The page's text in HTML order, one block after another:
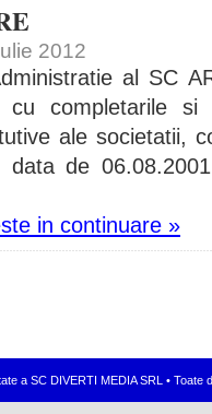
2012
al SC
cu completarile
ale societatii,
data de
in continuare »
a SC DIVERTI MEDIA SRL •